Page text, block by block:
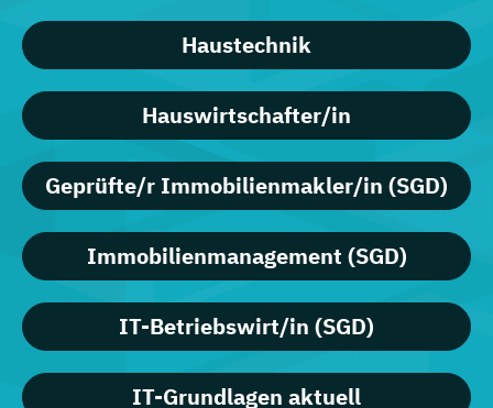
Haustechnik
Hauswirtschafter/in
Geprüfte/r Immobilienmakler/in (SGD)
Immobilienmanagement (SGD)
IT-Betriebswirt/in (SGD)
IT-Grundlagen aktuell